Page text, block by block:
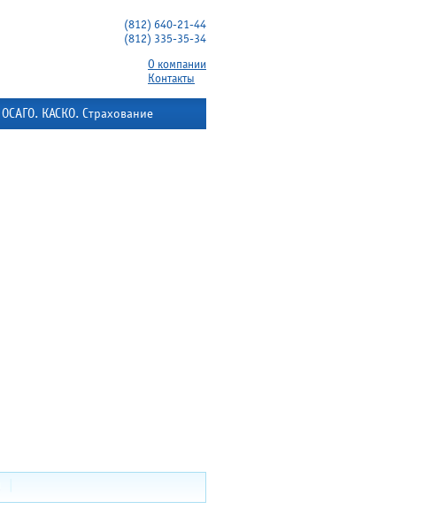
(812) 640-21-44
(812) 335-35-34
О компании
Контакты
ОСАГО. КАСКО. Страхование